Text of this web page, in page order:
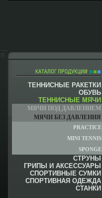
ТЕННИСНЫЕ РАКЕТКИ
ОБУВЬ
ТЕННИСНЫЕ МЯЧИ
МЯЧИ ПОД ДАВЛЕНИЕМ
МЯЧИ БЕЗ ДАВЛЕНИЯ
PRACTICE
MINI TENNIS
SPONGE
СТРУНЫ
ГРИПЫ И АКСЕССУАРЫ
СПОРТИВНЫЕ СУМКИ
СПОРТИВНАЯ ОДЕЖДА
СТАНКИ